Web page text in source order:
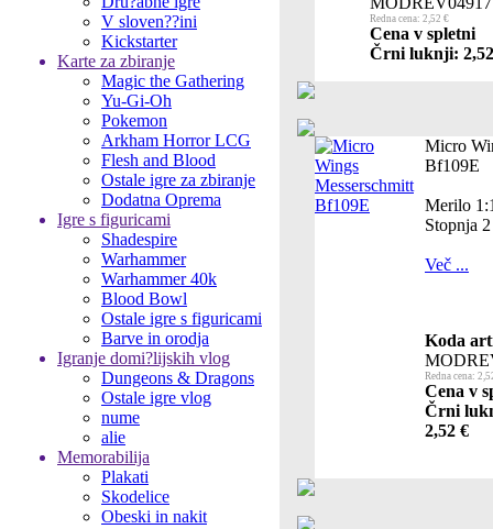
V sloven??ini
Kickstarter
Karte za zbiranje
Magic the Gathering
Yu-Gi-Oh
Pokemon
Arkham Horror LCG
Flesh and Blood
Ostale igre za zbiranje
Dodatna Oprema
Igre s figuricami
Shadespire
Warhammer
Warhammer 40k
Blood Bowl
Ostale igre s figuricami
Barve in orodja
Igranje domi?lijskih vlog
Dungeons & Dragons
Ostale igre vlog
nume
alie
Memorabilija
Plakati
Skodelice
Obeski in nakit
Redna cena: 2,52 €
Cena v spletni
Črni luknji:
Micro
Bf109E
Merilo
Stopnja 2
Več ...
Koda
Redna cena:
Cena v
Črni
2,52 €